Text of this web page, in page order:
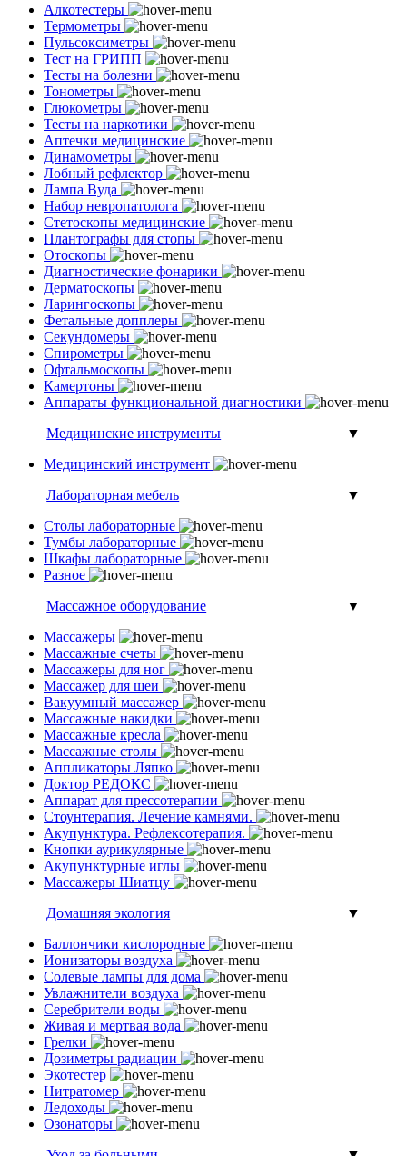
Алкотестеры
Термометры
Пульсоксиметры
Тест на ГРИПП
Тесты на болезни
Тонометры
Глюкометры
Тесты на наркотики
Аптечки медицинские
Динамометры
Лобный рефлектор
Лампа Вуда
Набор невропатолога
Стетоскопы медицинские
Плантографы для стопы
Отоскопы
Диагностические фонарики
Дерматоскопы
Ларингоскопы
Фетальные допплеры
Секундомеры
Спирометры
Офтальмоскопы
Камертоны
Аппараты функциональной диагностики
Медицинские инструменты
▼
Медицинский инструмент
Лабораторная мебель
▼
Столы лабораторные
Тумбы лабораторные
Шкафы лабораторные
Разное
Массажное оборудование
▼
Массажеры
Массажные счеты
Массажеры для ног
Массажер для шеи
Вакуумный массажер
Массажные накидки
Массажные кресла
Массажные столы
Аппликаторы Ляпко
Доктор РЕДОКС
Аппарат для прессотерапии
Стоунтерапия. Лечение камнями.
Акупунктура. Рефлексотерапия.
Кнопки аурикулярные
Акупунктурные иглы
Массажеры Шиатцу
Домашняя экология
▼
Баллончики кислородные
Ионизаторы воздуха
Солевые лампы для дома
Увлажнители воздуха
Серебрители воды
Живая и мертвая вода
Грелки
Дозиметры радиации
Экотестер
Нитратомер
Ледоходы
Озонаторы